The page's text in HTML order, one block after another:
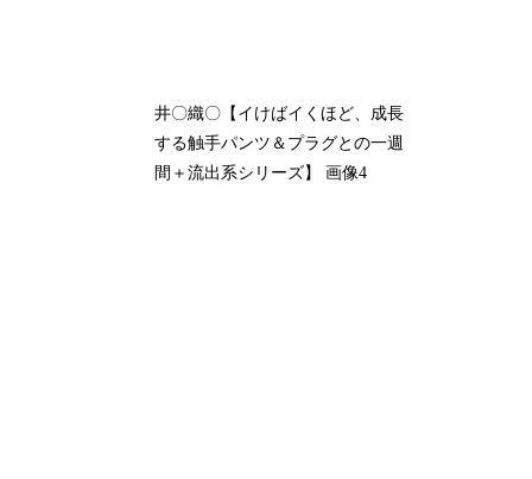
井〇織〇【イけばイくほど、成長
する触手パンツ＆プラグとの一週
間＋流出系シリーズ】 画像4